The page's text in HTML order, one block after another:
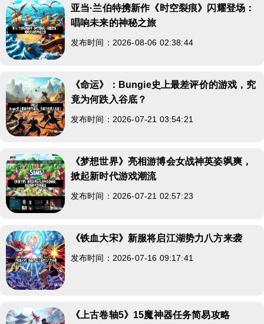
亚当·兰伯特携新作《时空裂痕》闪耀登场：
唱响未来的神秘之旅
发布时间：2026-08-06 02:38:44
《命运》：Bungie史上最差评价的游戏，究
竟为何跌入谷底？
发布时间：2026-07-21 03:54:21
《梦想世界》亮相游博会女战神英姿飒爽，
掀起新时代游戏潮流
发布时间：2026-07-21 02:57:23
《铁血大宋》新服将启江湖势力八方来袭
发布时间：2026-07-16 09:17:41
《上古卷轴5》15魔神器任务简易攻略